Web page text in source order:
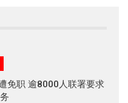
免职 逾8000人联署要求